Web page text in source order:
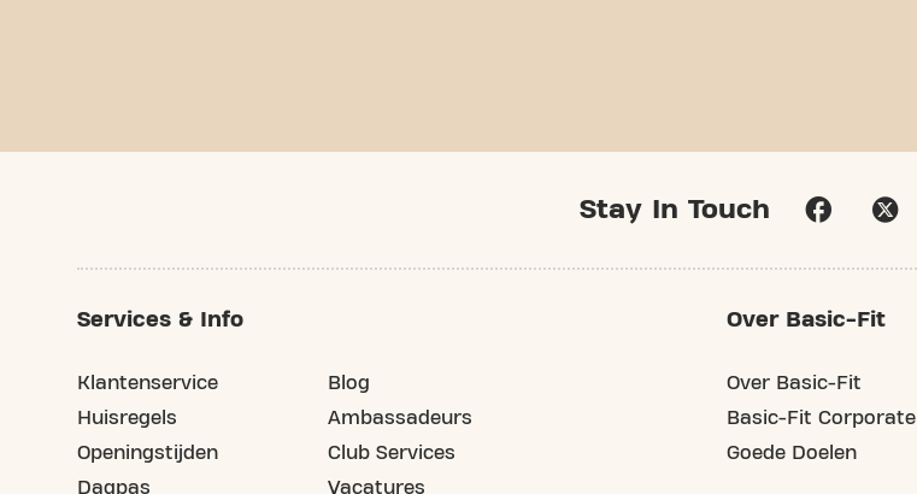
Stay In Touch
Services & Info
Klantenservice
Huisregels
Openingstijden
Dagpas
Blog
Ambassadeurs
Club Services
Vacatures
Over Basic-Fit
Over Basic-Fit
Basic-Fit Corporate
Goede Doelen